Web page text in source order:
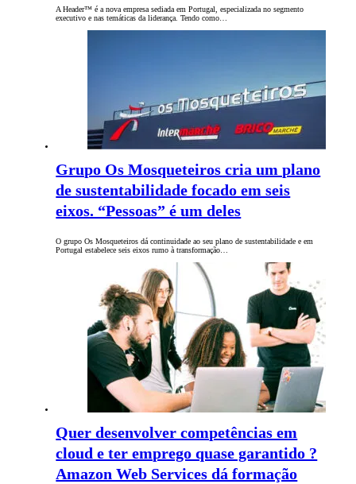
A Header™ é a nova empresa sediada em Portugal, especializada no segmento
executivo e nas temáticas da liderança. Tendo como…
Grupo Os Mosqueteiros cria um plano
de sustentabilidade focado em seis
eixos. “Pessoas” é um deles
O grupo Os Mosqueteiros dá continuidade ao seu plano de sustentabilidade e em
Portugal estabelece seis eixos rumo à transformação…
Quer desenvolver competências em
cloud e ter emprego quase garantido ?
Amazon Web Services dá formação